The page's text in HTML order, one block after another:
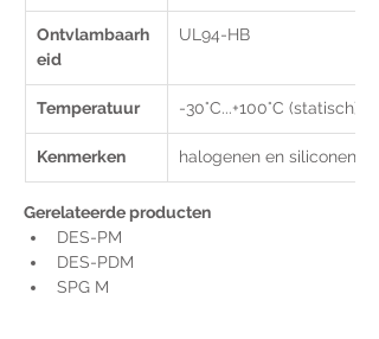
Ontvlambaarh
eid
UL94-HB
Temperatuur -30°C...+100°C (statisch)
Kenmerken halogenen en siliconen vrij
Gerelateerde producten
DES-PM
DES-PDM
SPG M